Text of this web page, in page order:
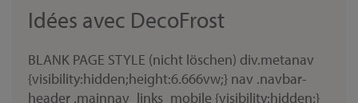
Idées avec DecoFrost
BLANK PAGE STYLE (nicht löschen) div.metanav
{visibility:hidden;height:6.666vw;} nav .navbar-
header .mainnav_links_mobile {visibility:hidden;}